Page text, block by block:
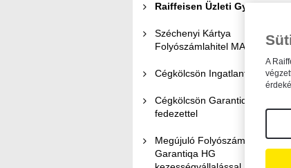
Raiffeisen Üzleti Gyorshitel
Széchenyi Kártya
Folyószámlahitel MAX+
Cégkölcsön Ingatlanfedezettel
Cégkölcsön Garantiqa HG
fedezettel
Megújuló Folyószámlahitel
Garantiqa HG
A